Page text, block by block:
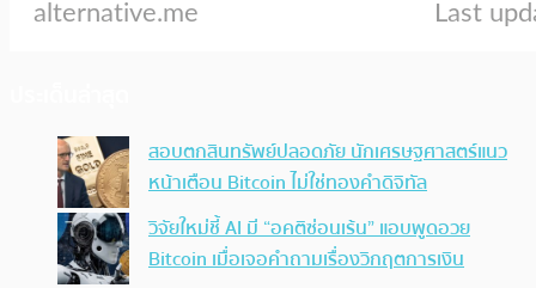
สอบตกสินทรัพย์ปลอดภัย นักเศรษฐศาสตร์แนว
หน้าเตือน Bitcoin ไม่ใช่ทองคำดิจิทัล
วิจัยใหม่ชี้ AI มี “อคติซ่อนเร้น” แอบพูดอวย
Bitcoin เมื่อเจอคำถามเรื่องวิกฤตการเงิน